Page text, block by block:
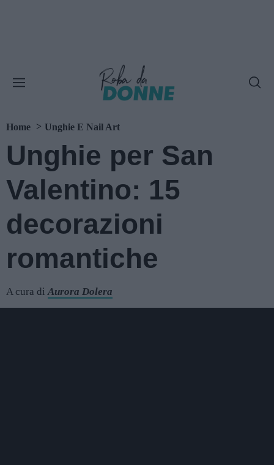
Home Unghie E Nail Art
Unghie per San
Valentino: 15
decorazioni
romantiche
A cura diAurora Dolera